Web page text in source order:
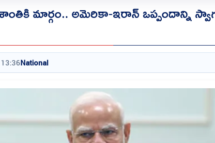
మార్గం.. అమెరికా-ఇరాన్ ఒప్పందాన్ని
National